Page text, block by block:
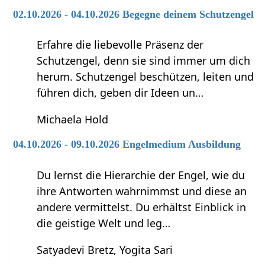
02.10.2026 - 04.10.2026 Begegne deinem Schutzengel
Erfahre die liebevolle Präsenz der
Schutzengel, denn sie sind immer um dich
herum. Schutzengel beschützen, leiten und
führen dich, geben dir Ideen un…
Michaela Hold
04.10.2026 - 09.10.2026 Engelmedium Ausbildung
Du lernst die Hierarchie der Engel, wie du
ihre Antworten wahrnimmst und diese an
andere vermittelst. Du erhältst Einblick in
die geistige Welt und leg…
Satyadevi Bretz, Yogita Sari